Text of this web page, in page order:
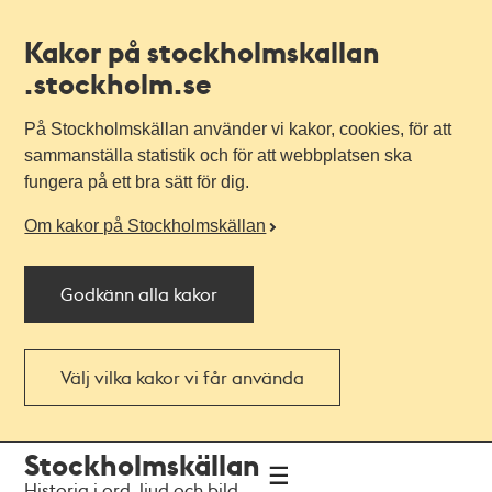
Kakor på stockholmskallan
.stockholm.se
På Stockholmskällan använder vi kakor, cookies, för att
sammanställa statistik och för att webbplatsen ska
fungera på ett bra sätt för dig.
Om kakor på Stockholmskällan
Godkänn alla kakor
Välj vilka kakor vi får använda
navigationen
huvudinnehållet
Stockholmskällan